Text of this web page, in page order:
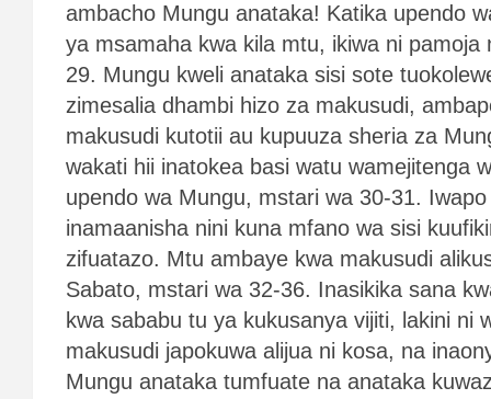
ambacho Mungu anataka! Katika upendo
ya msamaha kwa kila mtu, ikiwa ni pamoja
29. Mungu kweli anataka sisi sote
zimesalia dhambi hizo za makusudi,
makusudi kutotii au kupuuza sheria za
wakati hii inatokea basi watu wamejitenga
upendo wa Mungu, mstari wa 30-31.
inamaanisha nini kuna mfano wa sisi
zifuatazo. Mtu ambaye kwa makusudi
Sabato, mstari wa 32-36. Inasikika sana
kwa sababu tu ya kukusanya vijiti, lakini ni
makusudi japokuwa alijua ni kosa, na
Mungu anataka tumfuate na anataka